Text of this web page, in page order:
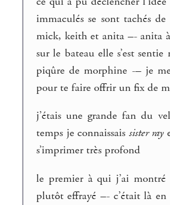
immaculés se sont tachés
mick, keith et anita –- anita
sur le bateau elle s’est
piqûre de morphine -– je
pour te faire offrir un fix de
j’étais une grande fan du
temps je connaissais sister ray
s’imprimer très profond
le premier à qui j’ai montré
plutôt effrayé –- c’était là